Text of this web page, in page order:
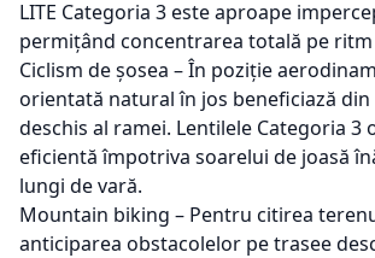
LITE Categoria 3 este aproape
permițând concentrarea totală pe ritm
Ciclism de șosea – În poziție
orientată natural în jos beneficiază
deschis al ramei. Lentilele Categoria 3
eficientă împotriva soarelui de joasă
lungi de vară.
Mountain biking – Pentru citirea
anticiparea obstacolelor pe trasee